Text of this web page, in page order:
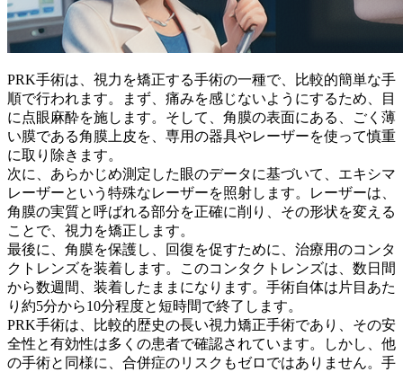
PRK手術は、視力を矯正する手術の一種で、比較的簡単な手
順で行われます。まず、 痛みを感じないようにするため、目
に点眼麻酔を施します。そして、角膜の表面にある、ごく薄
い膜である角膜上皮を、専用の器具やレーザーを使って慎重
に取り除きます。
次に、あらかじめ測定した眼のデータに基づいて、エキシマ
レーザーという特殊なレーザーを照射します。レーザーは、
角膜の実質と呼ばれる部分を正確に削り、その形状を変える
ことで、視力を矯正 します。
最後に、角膜を保護し、回復を促すために、治療用のコンタ
クトレンズを装着します。このコンタクトレンズは、数日間
から数週間、装着したままになります。手術自体は片目あた
り約5分から10分程度と短時間で終了します。
PRK手術は、比較的歴史の長い視力矯正手術であり、その安
全性と有効性は多くの患者で確認されています。しかし、他
の手術と同様に、合併症のリスクもゼロではありません。手